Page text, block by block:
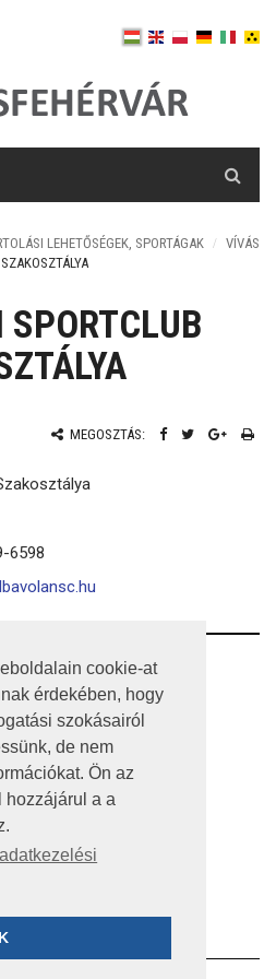
cookie-at
érdekében, hogy
szokásairól
de nem
Ön az
hozzájárul a a
LEHETŐSÉGEK, SPORTÁGAK
VÍVÁS
MEGOSZTÁS:
6598